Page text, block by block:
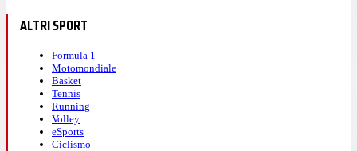
ALTRI SPORT
Formula 1
Motomondiale
Basket
Tennis
Running
Volley
eSports
Ciclismo